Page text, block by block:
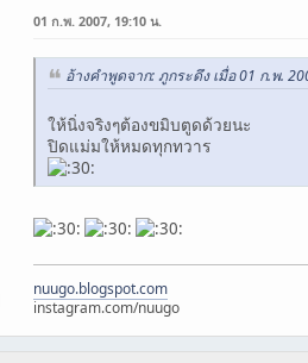
01 ก.พ. 2007, 19:10 น.
อ้างคำพูดจาก: ภูกระดึง เมื่อ 01 ก.พ.
ให้นิ่งจริงๆต้องขมิบตูดด้วยนะ
ปิดแม่มให้หมดทุกทวาร
nuugo.blogspot.com
instagram.com/nuugo